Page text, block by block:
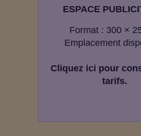
ESPACE
Format : 300 ×
Emplacement
Cliquez ici pour
tarifs.